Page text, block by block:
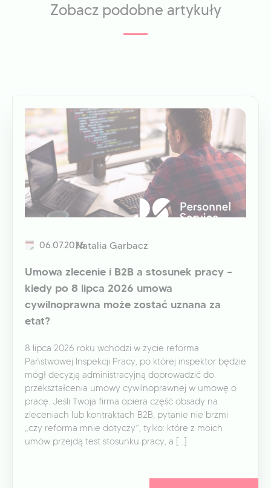
Zobacz podobne artykuły
06.07.2026Natalia Garbacz
Umowa zlecenie i B2B a stosunek pracy –
kiedy po 8 lipca 2026 umowa
cywilnoprawna może zostać uznana za
etat?
8 lipca 2026 roku wchodzi w życie reforma
Państwowej Inspekcji Pracy, po której inspektor będzie
mógł decyzją administracyjną doprowadzić do
przekształcenia umowy cywilnoprawnej w umowę o
pracę. Jeśli Twoja firma opiera część obsady na
zleceniach lub kontraktach B2B, pytanie nie brzmi
„czy reforma mnie dotyczy”, tylko: które z moich
umów przejdą test stosunku pracy, a […]